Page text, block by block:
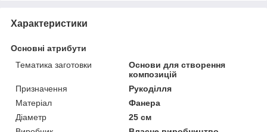
Характеристики
Основні атрибути
Тематика заготовки
Основи для створення
композицій
Призначення
Рукоділля
Матеріал
Фанера
Діаметр
25 см